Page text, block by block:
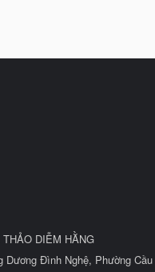
DIỄM HẰNG
Đình Nghệ, Phường